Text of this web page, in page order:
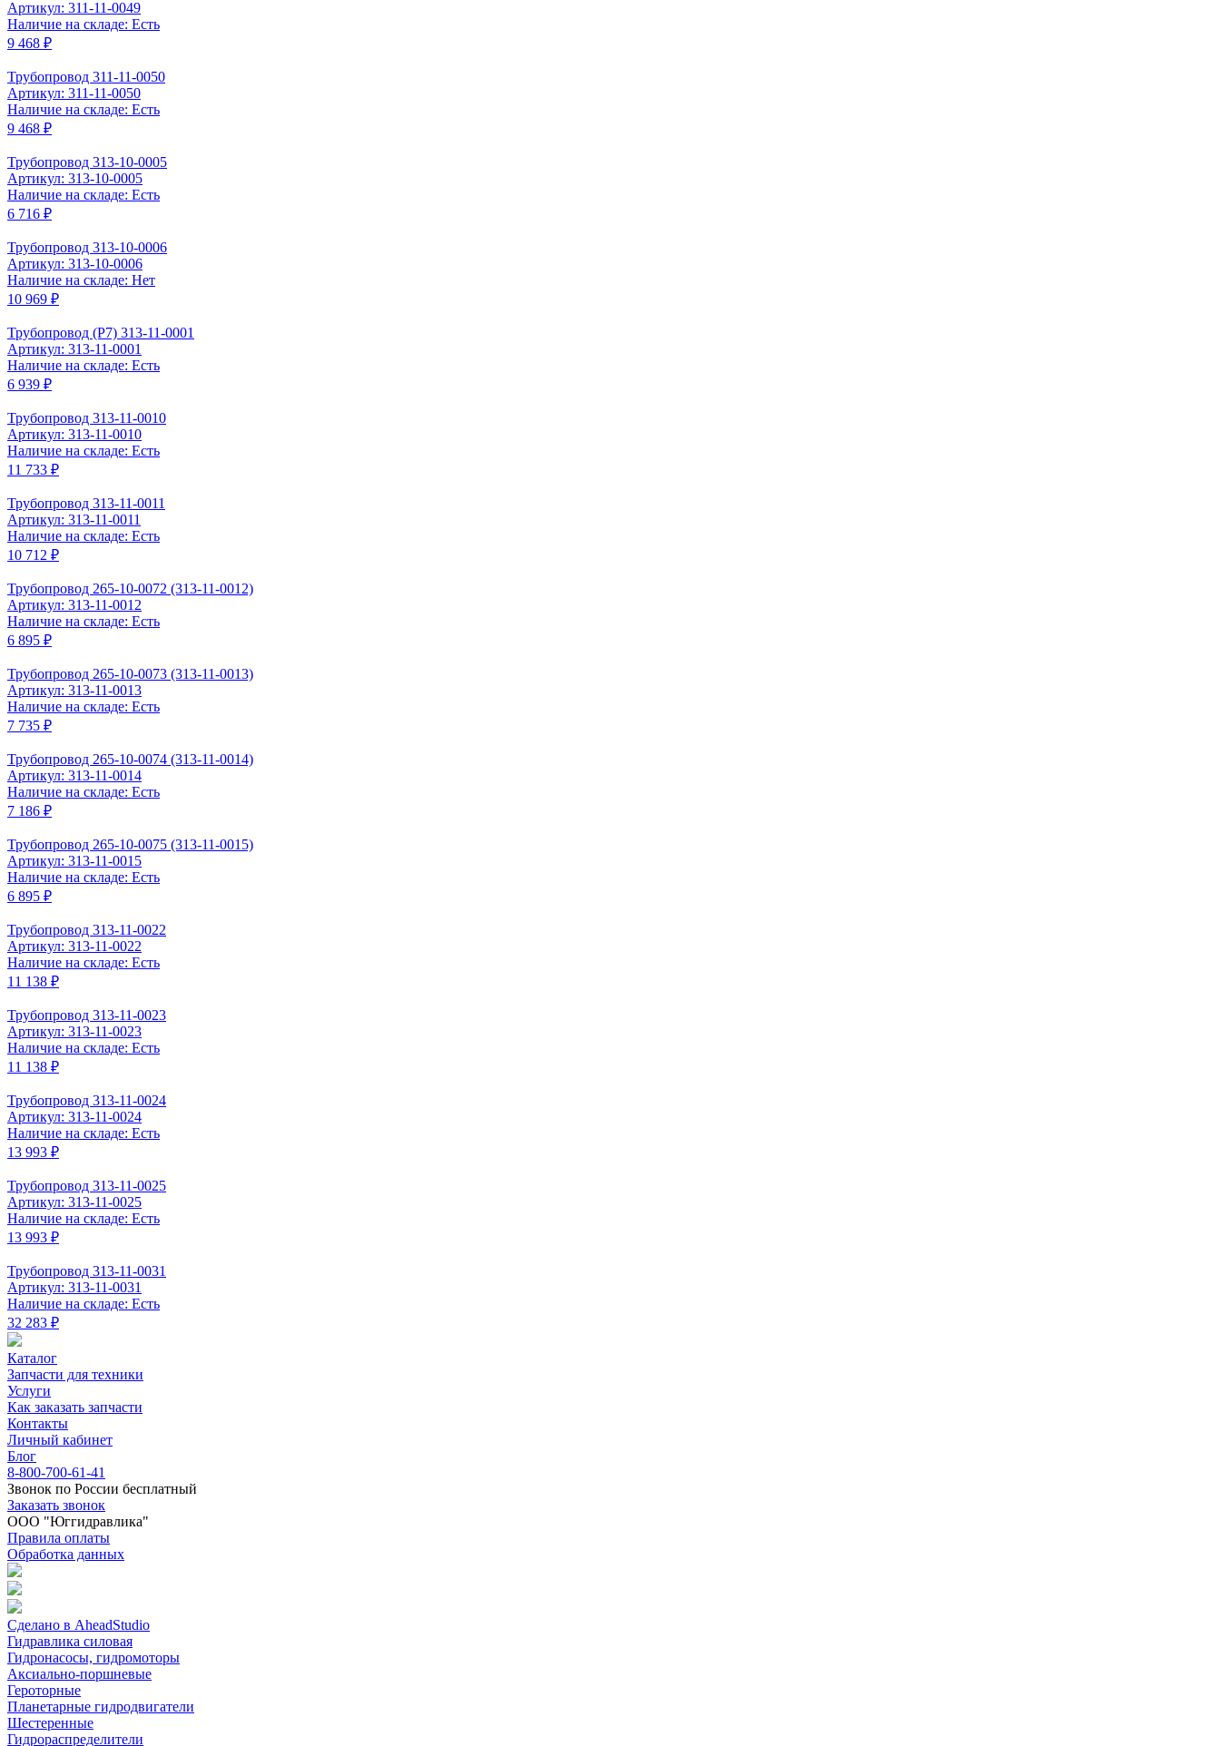
Артикул: 311-11-0049
Наличие на складе: Есть
9 468 ₽
Трубопровод 311-11-0050
Артикул: 311-11-0050
Наличие на складе: Есть
9 468 ₽
Трубопровод 313-10-0005
Артикул: 313-10-0005
Наличие на складе: Есть
6 716 ₽
Трубопровод 313-10-0006
Артикул: 313-10-0006
Наличие на складе: Нет
10 969 ₽
Трубопровод (P7) 313-11-0001
Артикул: 313-11-0001
Наличие на складе: Есть
6 939 ₽
Трубопровод 313-11-0010
Артикул: 313-11-0010
Наличие на складе: Есть
11 733 ₽
Трубопровод 313-11-0011
Артикул: 313-11-0011
Наличие на складе: Есть
10 712 ₽
Трубопровод 265-10-0072 (313-11-0012)
Артикул: 313-11-0012
Наличие на складе: Есть
6 895 ₽
Трубопровод 265-10-0073 (313-11-0013)
Артикул: 313-11-0013
Наличие на складе: Есть
7 735 ₽
Трубопровод 265-10-0074 (313-11-0014)
Артикул: 313-11-0014
Наличие на складе: Есть
7 186 ₽
Трубопровод 265-10-0075 (313-11-0015)
Артикул: 313-11-0015
Наличие на складе: Есть
6 895 ₽
Трубопровод 313-11-0022
Артикул: 313-11-0022
Наличие на складе: Есть
11 138 ₽
Трубопровод 313-11-0023
Артикул: 313-11-0023
Наличие на складе: Есть
11 138 ₽
Трубопровод 313-11-0024
Артикул: 313-11-0024
Наличие на складе: Есть
13 993 ₽
Трубопровод 313-11-0025
Артикул: 313-11-0025
Наличие на складе: Есть
13 993 ₽
Трубопровод 313-11-0031
Артикул: 313-11-0031
Наличие на складе: Есть
32 283 ₽
Каталог
Запчасти для техники
Услуги
Как заказать запчасти
Контакты
Личный кабинет
Блог
8-800-700-61-41
Звонок по России бесплатный
Заказать звонок
ООО "Юггидравлика"
Правила оплаты
Обработка данных
Сделано в AheadStudio
Гидравлика силовая
Гидронасосы, гидромоторы
Аксиально-поршневые
Героторные
Планетарные гидродвигатели
Шестеренные
Гидрораспределители